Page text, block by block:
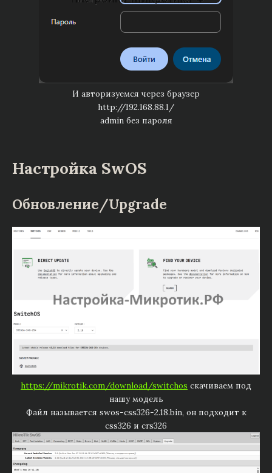
И авторизуемся через браузер
http://192.168.88.1/
admin без пароля
Настройка SwOS
Обновление/Upgrade
https://mikrotik.com/download/switchos скачиваем под
нашу модель
Файл называется swos-css326-2.18.bin, он подходит к
css326 и crs326